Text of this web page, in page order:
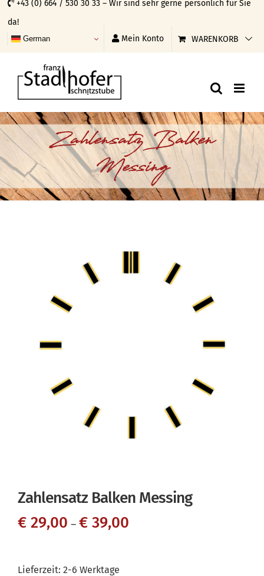
Skip
to
content
+43 (0) 664 / 530 30 33 – Wir sind sehr gerne persönlich für Sie
da!
German Mein Konto WARENKORB
Zahlensatz Balken
Messing
Zahlensatz Balken Messing
€ 29,00 – € 39,00
Lieferzeit: 2-6 Werktage